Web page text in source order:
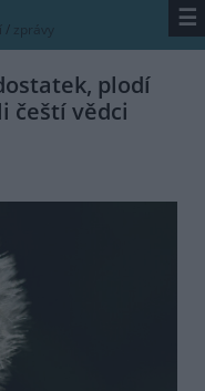
/ zprávy ☰
plodí
čeští vědci